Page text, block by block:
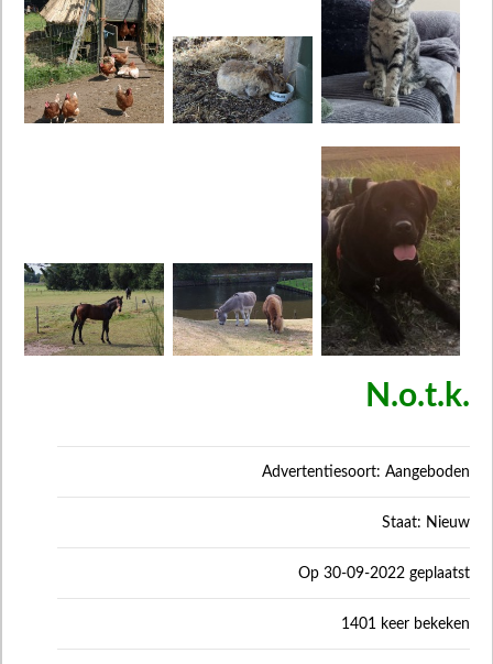
N.o.t.k.
Advertentiesoort: Aangeboden
Staat: Nieuw
Op 30-09-2022 geplaatst
1401 keer bekeken